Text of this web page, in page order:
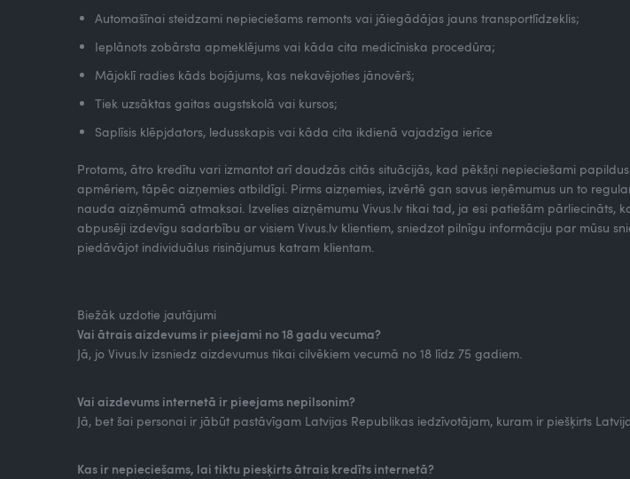
Automašīnai steidzami nepieciešams remonts vai jāiegādājas jauns transportlīdzeklis;
Ieplānots zobārsta apmeklējums vai kāda cita medicīniska procedūra;
Mājoklī radies kāds bojājums, kas nekavējoties jānovērš;
Tiek uzsāktas gaitas augstskolā vai kursos;
Saplīsis klēpjdators, ledusskapis vai kāda cita ikdienā vajadzīga ierīce
Protams, ātro kredītu vari izmantot arī daudzās citās situācijās, kad pēkšņi nepieciešami
apmēriem, tāpēc aizņemies atbildīgi. Pirms aizņemies, izvērtē gan savus ieņēmumus un to
nauda aizņēmumā atmaksai. Izvelies aizņēmumu Vivus.lv tikai tad, ja esi patiešām pārliecināts,
abpusēji izdevīgu sadarbību ar visiem Vivus.lv klientiem, sniedzot pilnīgu informāciju par mūsu
piedāvājot individuālus risinājumus katram klientam.
Biežāk uzdotie jautājumi
Vai ātrais aizdevums ir pieejami no 18 gadu vecuma?
Jā, jo Vivus.lv izsniedz aizdevumus tikai cilvēkiem vecumā no 18 līdz 75 gadiem.
Vai aizdevums internetā ir pieejams nepilsonim?
Jā, bet šai personai ir jābūt pastāvīgam Latvijas Republikas iedzīvotājam, kuram ir piešķirts
Kas ir nepieciešams, lai tiktu piesķirts ātrais kredīts internetā?